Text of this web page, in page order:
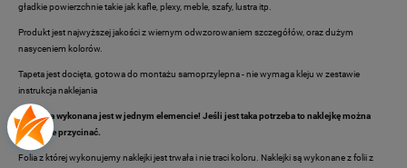
gładkie powierzchnie takie jak kafle, plexy, meble, szafy, lustra itp.
Produkt jest najwyższej jakości z wiernym odwzorowaniem szczegółów, oraz dużym
nasyceniem kolorów.
Tapeta jest docięta, gotowa do montażu samoprzylepna - nie wymaga kleju w zestawie
instrukcja naklejania
Naklejka wykonana jest w jednym elemencie! Jeśli jest taka potrzeba to naklejkę można
dowolnie przycinać.
Folia z której wykonujemy naklejki jest trwała i nie traci koloru. Naklejki są wykonane z folii z